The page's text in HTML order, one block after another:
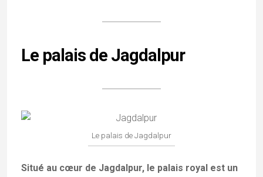
Le palais de Jagdalpur
Le palais de Jagdalpur
Situé au cœur de Jagdalpur, le palais royal est un